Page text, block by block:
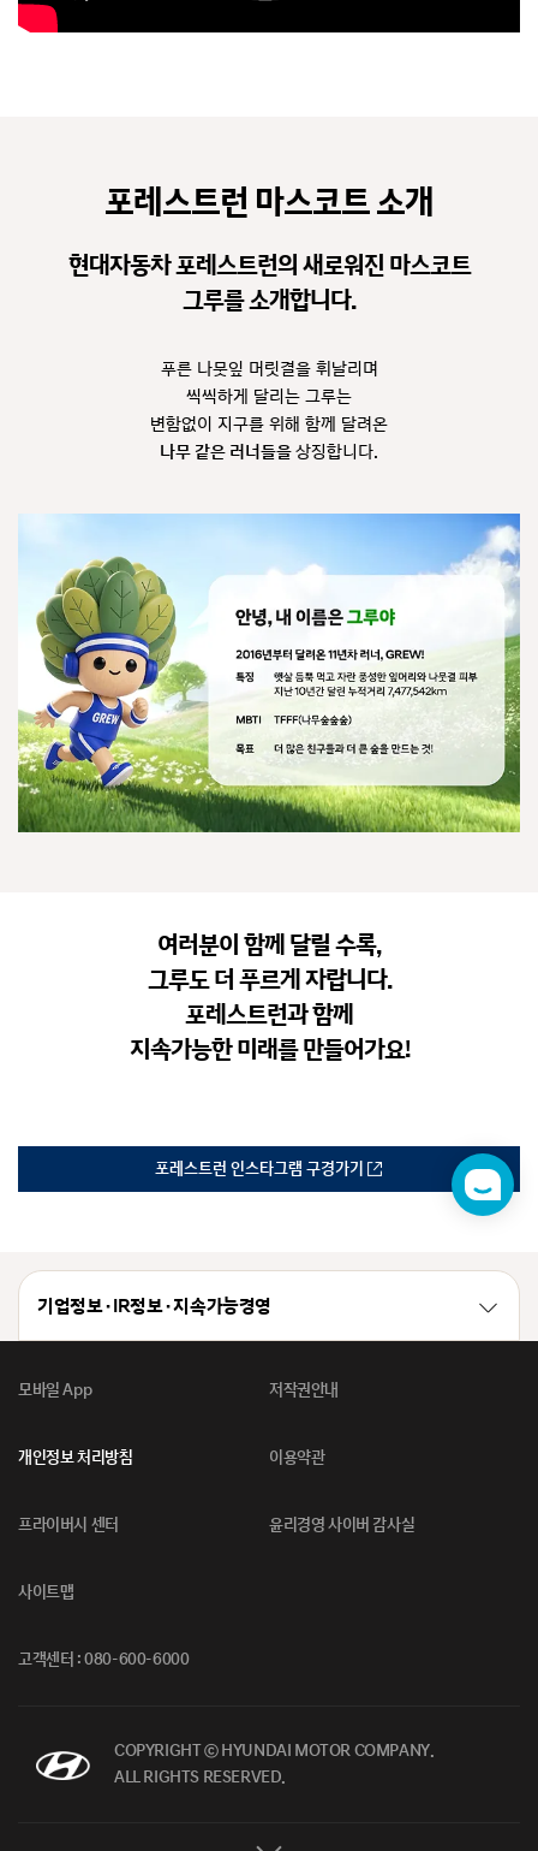
포레스트런 마스코트 소개
현대자동차 포레스트런의 새로워진 마스코트
그루를 소개합니다.
푸른 나뭇잎 머릿결을 휘날리며
씩씩하게 달리는 그루는
변함없이 지구를 위해 함께 달려온
나무 같은 러너들을 상징합니다.
여러분이 함께 달릴 수록,
그루도 더 푸르게 자랍니다.
포레스트런과 함께
지속가능한 미래를 만들어가요!
포레스트런 인스타그램 구경가기
챗
봇
기업정보 · IR정보 · 지속가능경영
모바일 App 저작권안내
개인정보 처리방침 이용약관
프라이버시 센터 윤리경영 사이버 감사실
사이트맵
고객센터 : 080-600-6000
COPYRIGHT ⓒ HYUNDAI MOTOR COMPANY.
ALL RIGHTS RESERVED.